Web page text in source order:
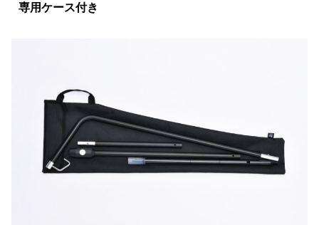
専用ケース付き